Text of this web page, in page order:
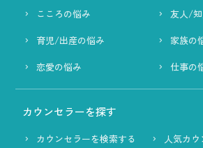
こころの悩み
友人/
育児/出産の悩み
家族の
恋愛の悩み
仕事の
カウンセラーを探す
カウンセラーを検索する 人気カ